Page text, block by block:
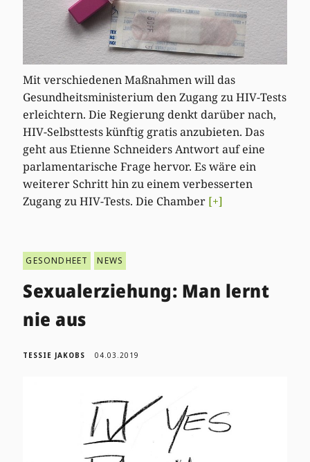
Mit verschiedenen Maßnahmen will das
Gesundheitsministerium den Zugang zu HIV-Tests
erleichtern. Die Regierung denkt darüber nach,
HIV-Selbsttests künftig gratis anzubieten. Das
geht aus Etienne Schneiders Antwort auf eine
parlamentarische Frage hervor. Es wäre ein
weiterer Schritt hin zu einem verbesserten
Zugang zu HIV-Tests. Die Chamber [+]
GESONDHEET NEWS
Sexualerziehung: Man lernt
nie aus
TESSIE JAKOBS 04.03.2019